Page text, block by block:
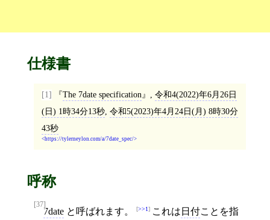
仕様書
[1] The 7date specification , 令和4(2022)年6月26日
(日) 1時34分13秒, 令和5(2023)年4月24日(月) 8時30分
43秒
https://tylerneylon.com/a/7date_spec/
呼称
[37]
7date と呼ばれます。 >>1 これは 日付ことを指